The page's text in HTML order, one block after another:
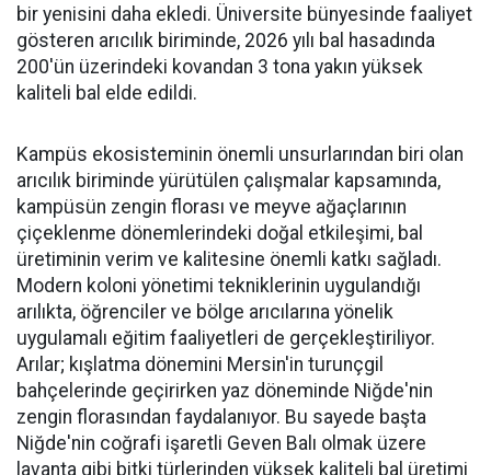
bir yenisini daha ekledi. Üniversite bünyesinde faaliyet
gösteren arıcılık biriminde, 2026 yılı bal hasadında
200'ün üzerindeki kovandan 3 tona yakın yüksek
kaliteli bal elde edildi.
Kampüs ekosisteminin önemli unsurlarından biri olan
arıcılık biriminde yürütülen çalışmalar kapsamında,
kampüsün zengin florası ve meyve ağaçlarının
çiçeklenme dönemlerindeki doğal etkileşimi, bal
üretiminin verim ve kalitesine önemli katkı sağladı.
Modern koloni yönetimi tekniklerinin uygulandığı
arılıkta, öğrenciler ve bölge arıcılarına yönelik
uygulamalı eğitim faaliyetleri de gerçekleştiriliyor.
Arılar; kışlatma dönemini Mersin'in turunçgil
bahçelerinde geçirirken yaz döneminde Niğde'nin
zengin florasından faydalanıyor. Bu sayede başta
Niğde'nin coğrafi işaretli Geven Balı olmak üzere
lavanta gibi bitki türlerinden yüksek kaliteli bal üretimi